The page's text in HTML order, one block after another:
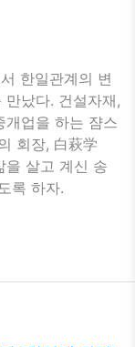
한일관계의 변
났다. 건설자재,
개업을 하는 쟘스
회장, 白萩学
살고 계신 송
록 하자.